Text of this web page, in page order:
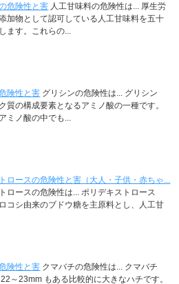
危険性と害 人工甘味料の危険性は... 厚生労
加物として認可している人工甘味料を五十
ます。これらの...
険性と害 グリシンの危険性は... グリシン
質の構成要素となるアミノ酸の一種です。
ミノ酸の中でも...
ロースの危険性と害（大人・子供・赤ちゃ...
ロースの危険性は... ポリデキストロース
コシ由来のブドウ糖を主原料とし、人工甘
険性と害 クマバチの危険性は... クマバチ
～23mm もある比較的に大きなハチです。